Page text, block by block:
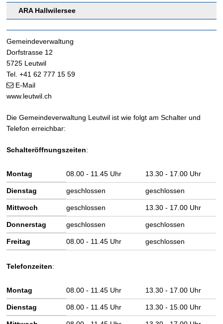
ARA Hallwilersee
Footer
Gemeindeverwaltung
Dorfstrasse 12
5725 Leutwil
Tel. +41 62 777 15 59
E-Mail
www.leutwil.ch
Die Gemeindeverwaltung Leutwil ist wie folgt am Schalter und
Telefon erreichbar:
Schalteröffnungszeiten:
Wochentag Vormittag Nachmittag
Montag 08.00 - 11.45 Uhr 13.30 - 17.00 Uhr
Dienstag geschlossen geschlossen
Mittwoch geschlossen 13.30 - 17.00 Uhr
Donnerstag geschlossen geschlossen
Freitag 08.00 - 11.45 Uhr geschlossen
Telefonzeiten:
Wochentag Vormittag Nachmittag
Montag 08.00 - 11.45 Uhr 13.30 - 17.00 Uhr
Dienstag 08.00 - 11.45 Uhr 13.30 - 15.00 Uhr